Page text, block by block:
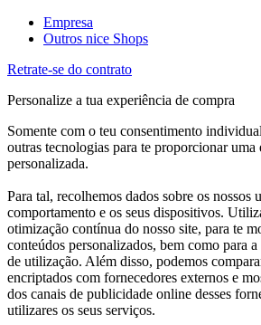
Empresa
Outros nice Shops
Retrate-se do contrato
Personalize a tua experiência de compra
Somente com o teu consentimento
outras tecnologias para te proporcionar uma
personalizada.
Para tal, recolhemos dados sobre os nossos
comportamento e os seus dispositivos.
otimização contínua do nosso site, para te
conteúdos personalizados, bem como para a
de utilização. Além disso, podemos
encriptados com fornecedores externos e
dos canais de publicidade online desses
utilizares os seus serviços.